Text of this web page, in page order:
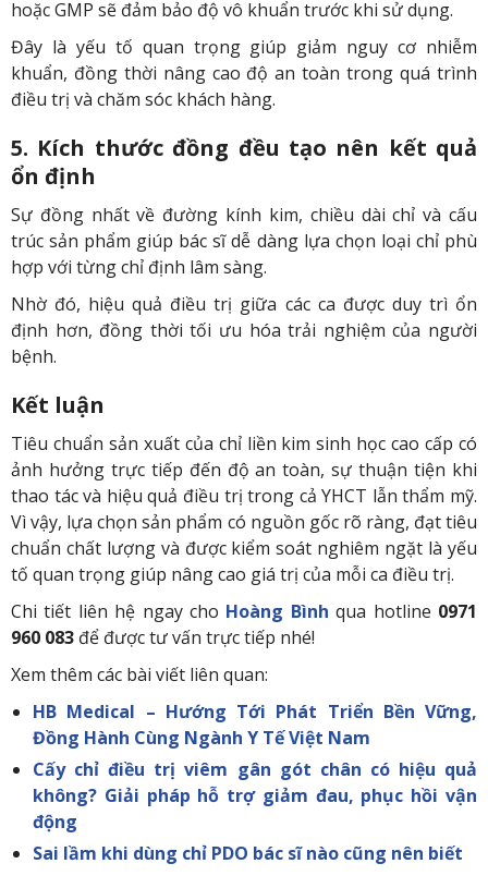
hoặc GMP sẽ đảm bảo độ vô khuẩn trước khi sử dụng.
Đây là yếu tố quan trọng giúp giảm nguy cơ nhiễm
khuẩn, đồng thời nâng cao độ an toàn trong quá trình
điều trị và chăm sóc khách hàng.
5. Kích thước đồng đều tạo nên kết quả
ổn định
Sự đồng nhất về đường kính kim, chiều dài chỉ và cấu
trúc sản phẩm giúp bác sĩ dễ dàng lựa chọn loại chỉ phù
hợp với từng chỉ định lâm sàng.
Nhờ đó, hiệu quả điều trị giữa các ca được duy trì ổn
định hơn, đồng thời tối ưu hóa trải nghiệm của người
bệnh.
Kết luận
Tiêu chuẩn sản xuất của chỉ liền kim sinh học cao cấp có
ảnh hưởng trực tiếp đến độ an toàn, sự thuận tiện khi
thao tác và hiệu quả điều trị trong cả YHCT lẫn thẩm mỹ.
Vì vậy, lựa chọn sản phẩm có nguồn gốc rõ ràng, đạt tiêu
chuẩn chất lượng và được kiểm soát nghiêm ngặt là yếu
tố quan trọng giúp nâng cao giá trị của mỗi ca điều trị.
Chi tiết liên hệ ngay cho Hoàng Bình qua hotline 0971
960 083 để được tư vấn trực tiếp nhé!
Xem thêm các bài viết liên quan:
HB Medical – Hướng Tới Phát Triển Bền Vững,
Đồng Hành Cùng Ngành Y Tế Việt Nam
Cấy chỉ điều trị viêm gân gót chân có hiệu quả
không? Giải pháp hỗ trợ giảm đau, phục hồi vận
động
Sai lầm khi dùng chỉ PDO bác sĩ nào cũng nên biết